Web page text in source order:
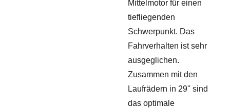
Mittelmotor für einen
tiefliegenden
Schwerpunkt. Das
Fahrverhalten ist sehr
ausgeglichen.
Zusammen mit den
Laufrädern in 29'' sind
das optimale